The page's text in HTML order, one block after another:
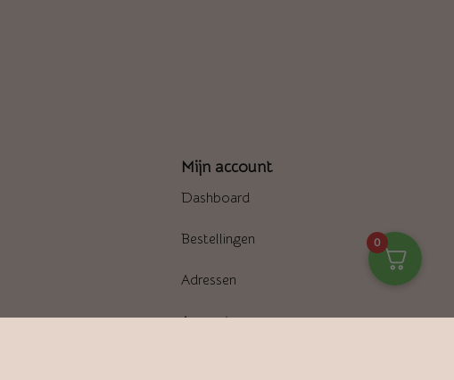
Mijn account
Dashboard
Bestellingen
Adressen
Accountgegevens
0